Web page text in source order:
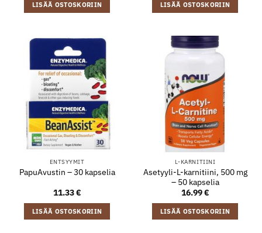
LISÄÄ OSTOSKORIIN LISÄÄ OSTOSKORIIN
ENTSYYMIT
PapuAvustin – 30 kapselia
11.33€
LISÄÄ OSTOSKORIIN
L-KARNITIINI
Asetyyli-L-karnitiini, 500 mg
– 50 kapselia
16.99€
LISÄÄ OSTOSKORIIN